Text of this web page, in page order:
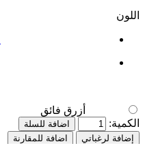
اللون
أزرق فائق
الكمية:
اضافة للسلة
إضافة لرغباتي
اضافة للمقارنة